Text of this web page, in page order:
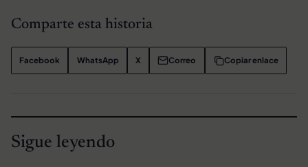
Comparte esta historia
Facebook WhatsApp X Correo Copiar enlace
Sigue leyendo